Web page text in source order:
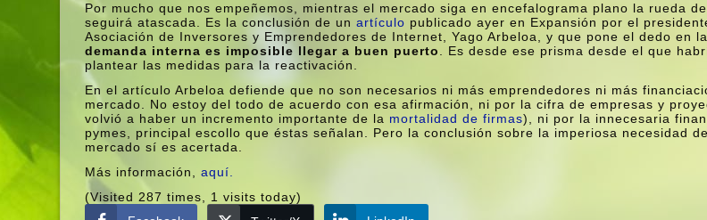
Por mucho que nos empeñemos, mientras el mercado siga en encefalograma plano la rueda
seguirá atascada. Es la conclusión de unartí­culo publicado ayer en Expansión por el
Asociación de Inversores y Emprendedores de Internet, Yago Arbeloa, y que pone el dedo en
demanda interna es imposible llegar a buen puerto
. Es desde ese prisma desde el que
plantear las medidas para la reactivación.
En el artí­culo Arbeloa defiende que no son necesarios ni más emprendedores ni más
mercado. No estoy del todo de acuerdo con esa afirmación, ni por la cifra de empresas y
volvió a haber un incremento importante de la mortalidad de firmas), ni por la innecesaria
pymes, principal escollo que éstas señalan. Pero la conclusión sobre la imperiosa necesidad
mercado sí­ es acertada.
Más información,aquí­.
(Visited 287 times, 1 visits today)